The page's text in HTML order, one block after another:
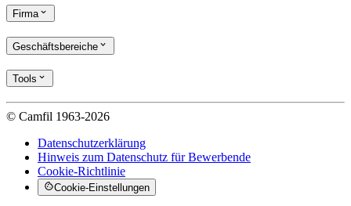
Firma
Geschäftsbereiche
Tools
© Camfil 1963-2026
Datenschutzerklärung
Hinweis zum Datenschutz für Bewerbende
Cookie-Richtlinie
Cookie-Einstellungen